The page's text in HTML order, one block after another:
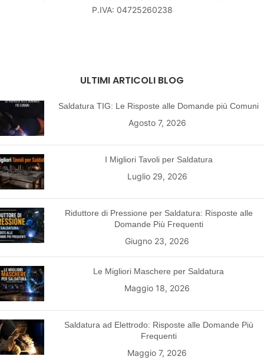
P.IVA: 04725260238
ULTIMI ARTICOLI BLOG
Saldatura TIG: Le Risposte alle Domande più Comuni
Agosto 7, 2026
I Migliori Tavoli per Saldatura
Luglio 29, 2026
Riduttore di Pressione per Saldatura: Risposte alle
Domande Più Frequenti
Giugno 23, 2026
Le Migliori Maschere per Saldatura
Maggio 18, 2026
Saldatura ad Elettrodo: Risposte alle Domande Più
Frequenti
Maggio 7, 2026